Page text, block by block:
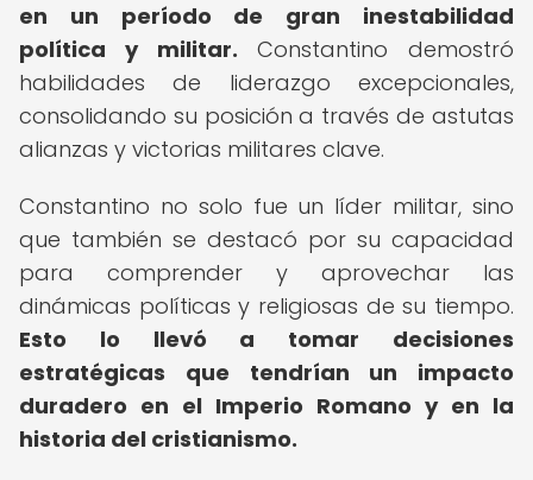
en un período de gran inestabilidad
política y militar. Constantino demostró
habilidades de liderazgo excepcionales,
consolidando su posición a través de astutas
alianzas y victorias militares clave.
Constantino no solo fue un líder militar, sino
que también se destacó por su capacidad
para comprender y aprovechar las
dinámicas políticas y religiosas de su tiempo.
Esto lo llevó a tomar decisiones
estratégicas que tendrían un impacto
duradero en el Imperio Romano y en la
historia del cristianismo.